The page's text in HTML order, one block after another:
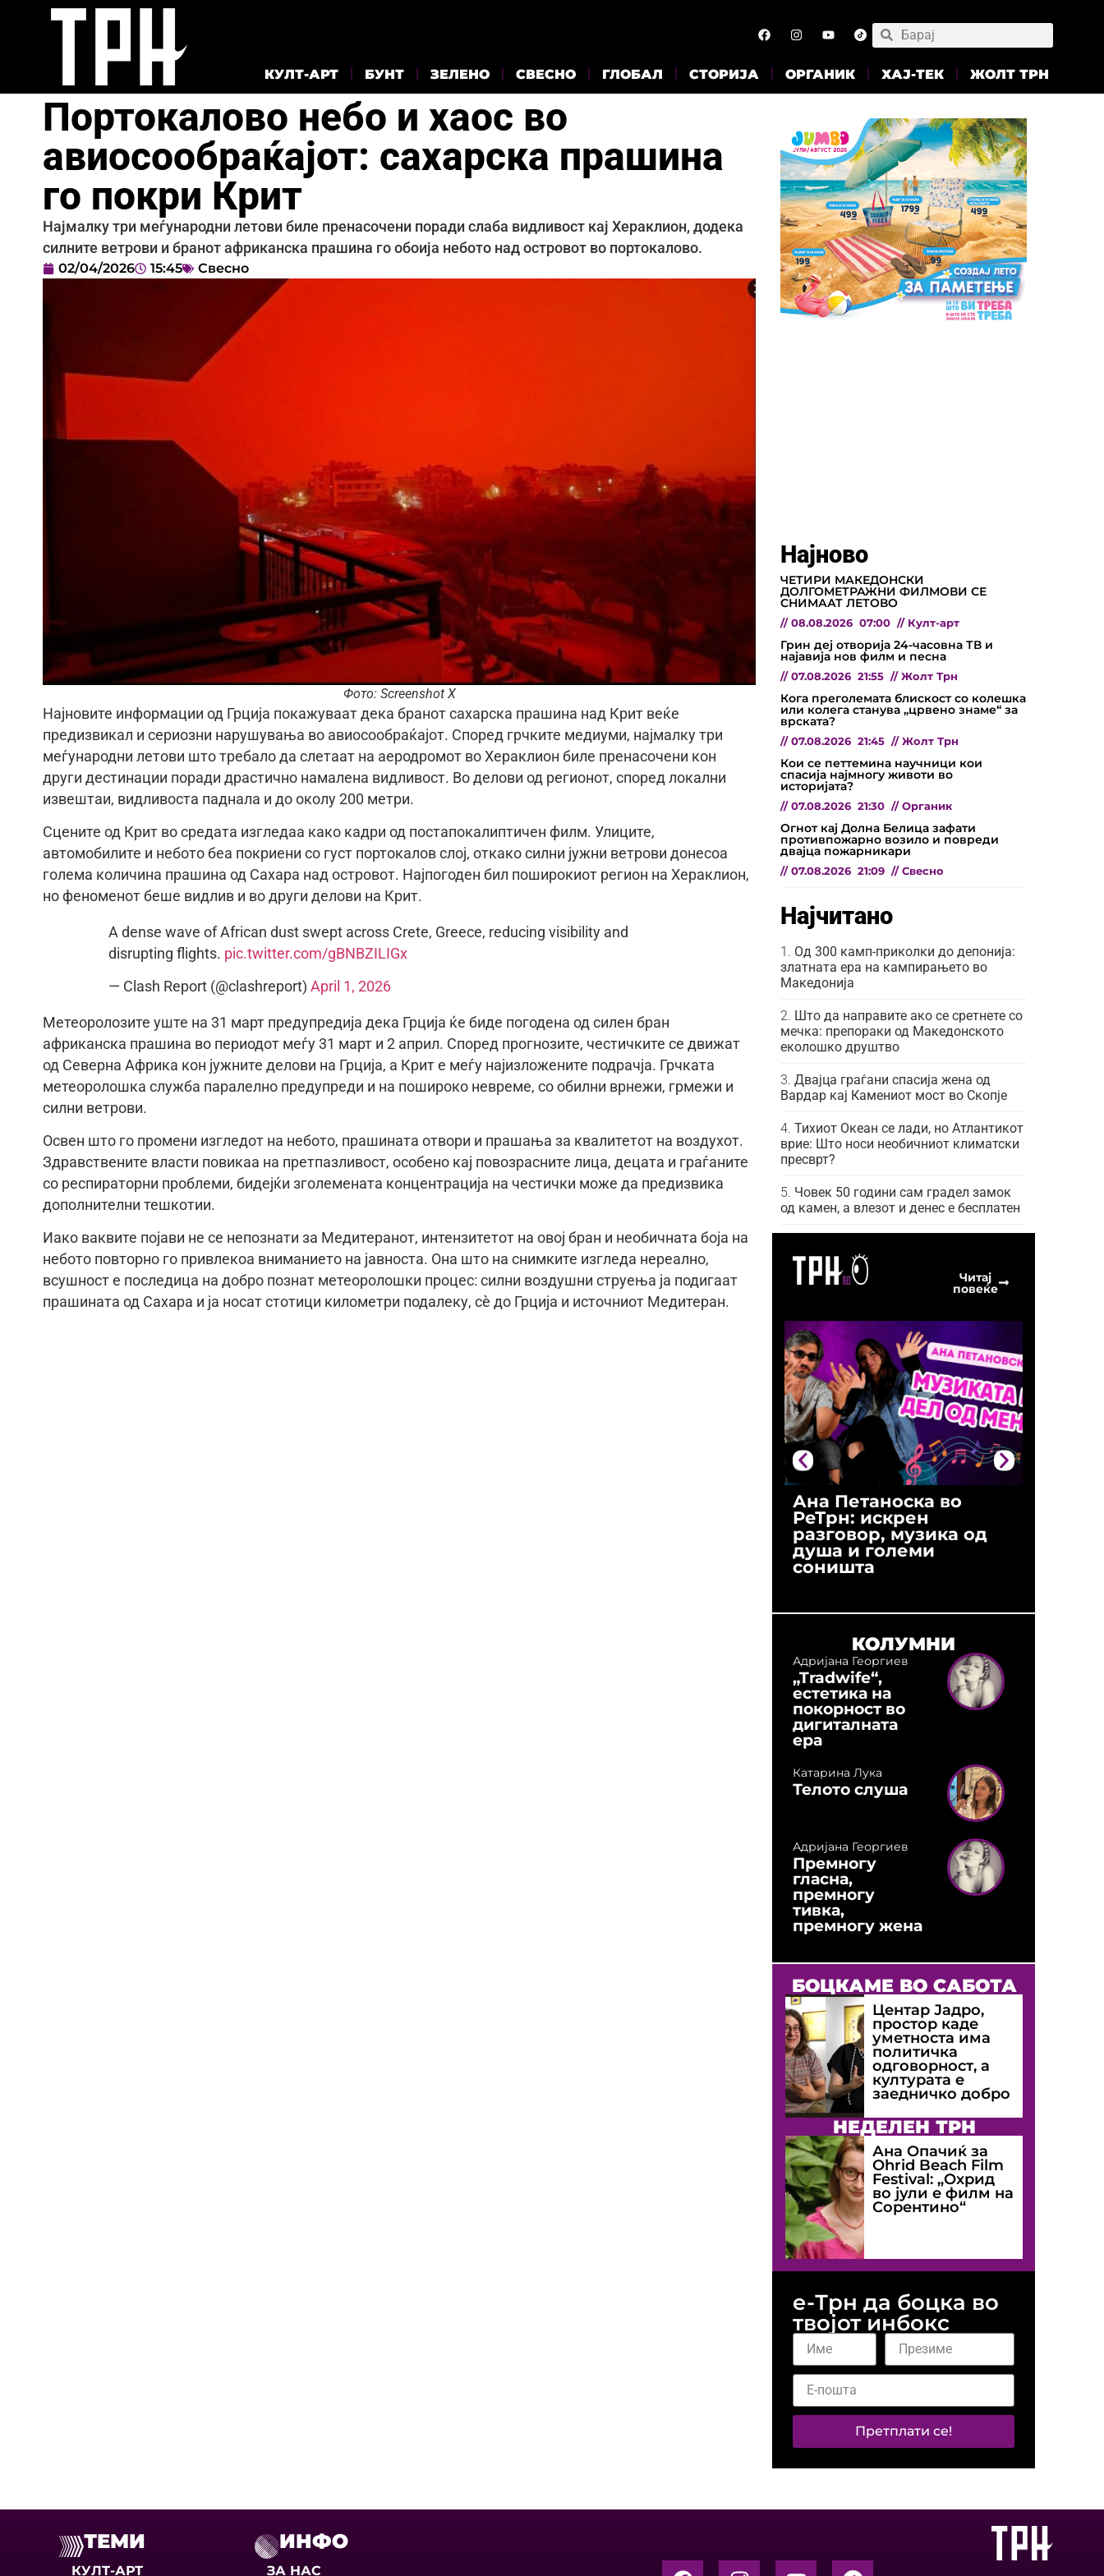
КУЛТ-АРТ БУНТ ЗЕЛЕНО СВЕСНО ГЛОБАЛ СТОРИЈА ОРГАНИК ХАЈ-ТЕК ЖОЛТ ТРН
Портокалово небо и хаос во
авиосообраќајот: сахарска прашина
го покри Крит
Најмалку три меѓународни летови биле пренасочени поради слаба видливост кај Хераклион, додека
силните ветрови и бранот африканска прашина го обоија небото над островот во портокалово.
02/04/2026 15:45 Свесно
Фото: Screenshot X
Најновите информации од Грција покажуваат дека бранот сахарска прашина над Крит веќе
предизвикал и сериозни нарушувања во авиосообраќајот. Според грчките медиуми, најмалку три
меѓународни летови што требало да слетаат на аеродромот во Хераклион биле пренасочени кон
други дестинации поради драстично намалена видливост. Во делови од регионот, според локални
извештаи, видливоста паднала и до околу 200 метри.
Сцените од Крит во средата изгледаа како кадри од постапокалиптичен филм. Улиците,
автомобилите и небото беа покриени со густ портокалов слој, откако силни јужни ветрови донесоа
голема количина прашина од Сахара над островот. Најпогоден бил поширокиот регион на Хераклион,
но феноменот беше видлив и во други делови на Крит.
A dense wave of African dust swept across Crete, Greece, reducing visibility and
disrupting flights. pic.twitter.com/gBNBZILIGx
— Clash Report (@clashreport) April 1, 2026
Метеоролозите уште на 31 март предупредија дека Грција ќе биде погодена од силен бран
африканска прашина во периодот меѓу 31 март и 2 април. Според прогнозите, честичките се движат
од Северна Африка кон јужните делови на Грција, а Крит е меѓу најизложените подрачја. Грчката
метеоролошка служба паралелно предупреди и на пошироко невреме, со обилни врнежи, грмежи и
силни ветрови.
Освен што го промени изгледот на небото, прашината отвори и прашања за квалитетот на воздухот.
Здравствените власти повикаа на претпазливост, особено кај повозрасните лица, децата и граѓаните
со респираторни проблеми, бидејќи зголемената концентрација на честички може да предизвика
дополнителни тешкотии.
Иако ваквите појави не се непознати за Медитеранот, интензитетот на овој бран и необичната боја на
небото повторно го привлекоа вниманието на јавноста. Она што на снимките изгледа нереално,
всушност е последица на добро познат метеоролошки процес: силни воздушни струења ја подигаат
прашината од Сахара и ја носат стотици километри подалеку, сè до Грција и источниот Медитеран.
Најново
ЧЕТИРИ МАКЕДОНСКИ
ДОЛГОМЕТРАЖНИ ФИЛМОВИ СЕ
СНИМААТ ЛЕТОВО
// 08.08.2026 07:00 // Култ-арт
Грин деј отворија 24-часовна ТВ и
најавија нов филм и песна
// 07.08.2026 21:55 // Жолт Трн
Кога преголемата блискост со колешка
или колега станува „црвено знаме“ за
врската?
// 07.08.2026 21:45 // Жолт Трн
Кои се петтемина научници кои
спасија најмногу животи во
историјата?
// 07.08.2026 21:30 // Органик
Огнот кај Долна Белица зафати
противпожарно возило и повреди
двајца пожарникари
// 07.08.2026 21:09 // Свесно
Најчитано
Од 300 камп-приколки до депонија:
златната ера на кампирањето во
Македонија
Што да направите ако се сретнете со
мечка: препораки од Македонското
еколошко друштво
Двајца граѓани спасија жена од
Вардар кај Камениот мост во Скопје
Тихиот Океан се лади, но Атлантикот
врие: Што носи необичниот климатски
пресврт?
Човек 50 години сам градел замок
од камен, а влезот и денес е бесплатен
Читај
повеќе
Ана Петаноска во
РеТрн: искрен
разговор, музика од
душа и големи
соништа
КОЛУМНИ
Адријана Георгиев
„Tradwife“,
естетика на
покорност во
дигиталната
ера
Катарина Лука
Телото слуша
Адријана Георгиев
Премногу
гласна,
премногу
тивка,
премногу жена
БОЦКАМЕ ВО САБОТА
Центар Јадро,
простор каде
уметноста има
политичка
одговорност, а
културата е
заедничко добро
НЕДЕЛЕН ТРН
Ана Опачиќ за
Оhrid Beach Film
Festival: „Охрид
во јули е филм на
Сорентино“
е-Трн да боцка во
твојот инбокс
Претплати се!
ТЕМИ
КУЛТ-АРТ
ИНФО
ЗА НАС